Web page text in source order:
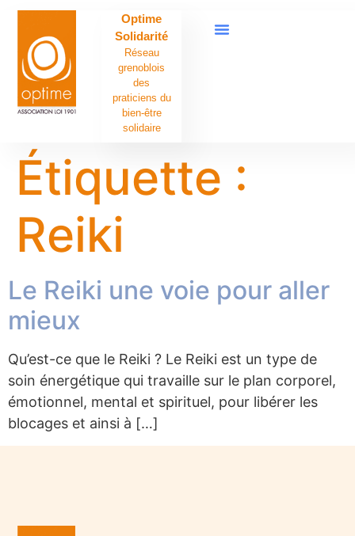
Optime
Solidarité
Réseau
grenoblois
des
praticiens du
bien-être
solidaire
Étiquette :
Reiki
Le Reiki une voie pour aller
mieux
Qu’est-ce que le Reiki ? Le Reiki est un type de
soin énergétique qui travaille sur le plan corporel,
émotionnel, mental et spirituel, pour libérer les
blocages et ainsi à […]